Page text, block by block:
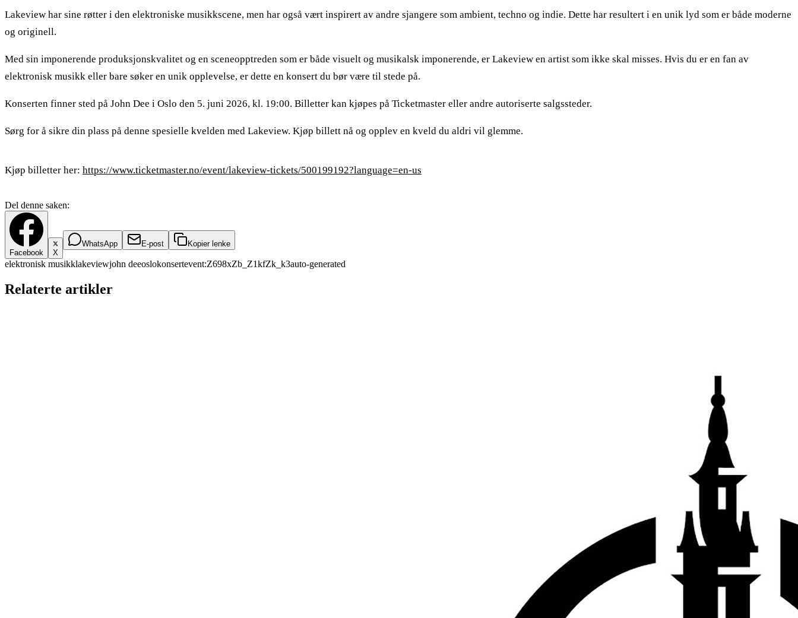
Lakeview har sine røtter i den elektroniske musikkscene, men har også vært inspirert av andre sjangere som ambient, techno og indie. Dette har resultert i en unik lyd som er både moderne
og originell.
Med sin imponerende produksjonskvalitet og en sceneopptreden som er både visuelt og musikalsk imponerende, er Lakeview en artist som ikke skal misses. Hvis du er en fan av
elektronisk musikk eller bare søker en unik opplevelse, er dette en konsert du bør være til stede på.
Konserten finner sted på John Dee i Oslo den 5. juni 2026, kl. 19:00. Billetter kan kjøpes på Ticketmaster eller andre autoriserte salgssteder.
Sørg for å sikre din plass på denne spesielle kvelden med Lakeview. Kjøp billett nå og opplev en kveld du aldri vil glemme.
Kjøp billetter her: https://www.ticketmaster.no/event/lakeview-tickets/500199192?language=en-us
Del denne saken:
Facebook X
WhatsApp E-post Kopier lenke
elektronisk musikklakeviewjohn deeoslokonsertevent:Z698xZb_Z1kfZk_k3auto-generated
Relaterte artikler